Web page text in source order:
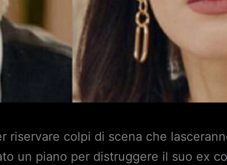
riservare colpi di scena che
un piano per distruggere il suo ex